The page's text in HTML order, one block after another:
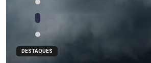
DESTAQUES